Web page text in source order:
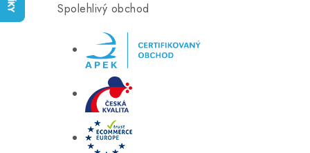
Spolehlivý obchod